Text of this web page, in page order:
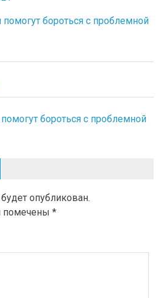
бороться с проблемной
опубликован.
помечены*